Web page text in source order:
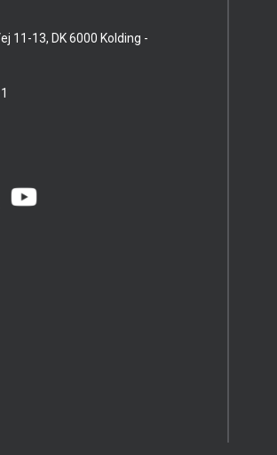
11-13, DK 6000 Kolding -